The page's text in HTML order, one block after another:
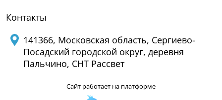
Контакты
141366, Московская область, Сергиево-
Посадский городской округ, деревня
Пальчино, СНТ Рассвет
Сайт работает на платформе